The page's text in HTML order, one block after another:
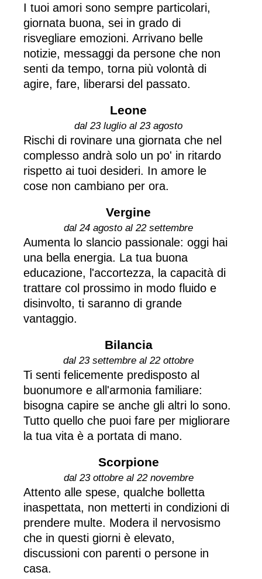
I tuoi amori sono sempre particolari,
giornata buona, sei in grado di
risvegliare emozioni. Arrivano belle
notizie, messaggi da persone che non
senti da tempo, torna più volontà di
agire, fare, liberarsi del passato.
Leone
dal 23 luglio al 23 agosto
Rischi di rovinare una giornata che nel
complesso andrà solo un po' in ritardo
rispetto ai tuoi desideri. In amore le
cose non cambiano per ora.
Vergine
dal 24 agosto al 22 settembre
Aumenta lo slancio passionale: oggi hai
una bella energia. La tua buona
educazione, l'accortezza, la capacità di
trattare col prossimo in modo fluido e
disinvolto, ti saranno di grande
vantaggio.
Bilancia
dal 23 settembre al 22 ottobre
Ti senti felicemente predisposto al
buonumore e all'armonia familiare:
bisogna capire se anche gli altri lo sono.
Tutto quello che puoi fare per migliorare
la tua vita è a portata di mano.
Scorpione
dal 23 ottobre al 22 novembre
Attento alle spese, qualche bolletta
inaspettata, non metterti in condizioni di
prendere multe. Modera il nervosismo
che in questi giorni è elevato,
discussioni con parenti o persone in
casa.